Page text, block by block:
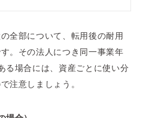
全部について、転用後の耐用
。その法人につき同一事業年
る場合には、資産ごとに使い分
注意しましょう。